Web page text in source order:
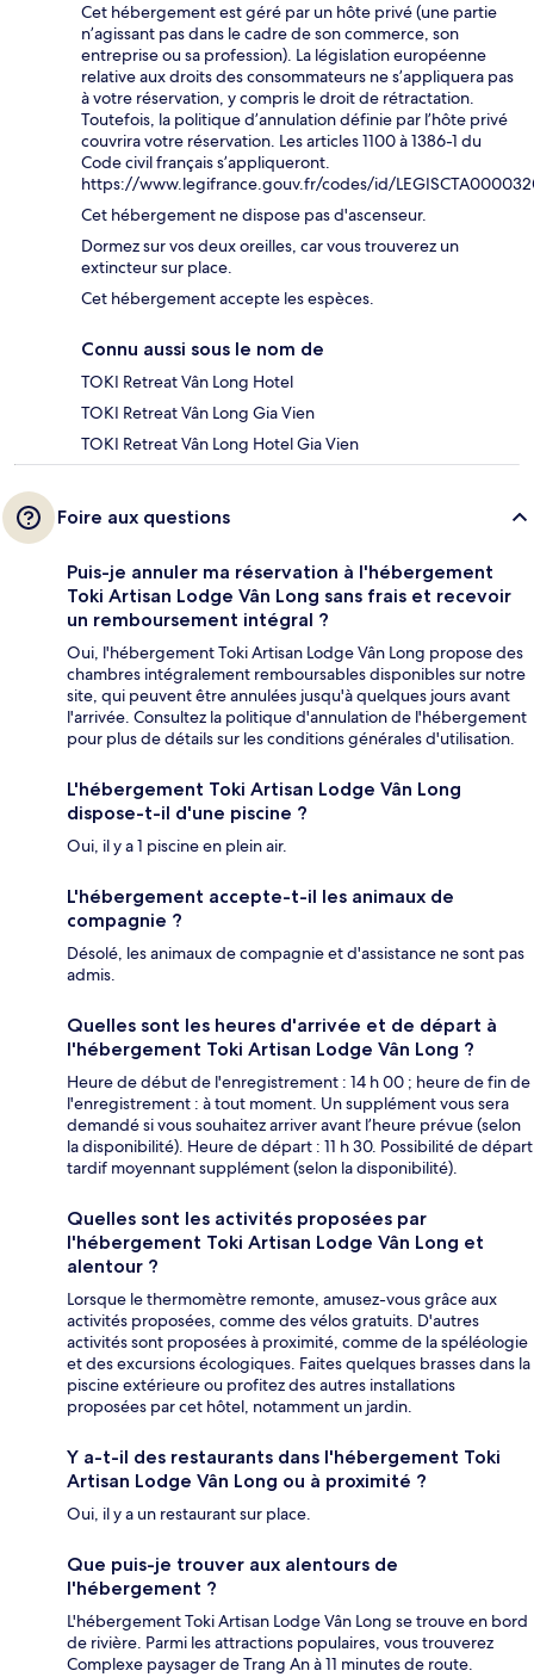
Cet hébergement est géré par un hôte privé (une partie
n’agissant pas dans le cadre de son commerce, son
entreprise ou sa profession). La législation européenne
relative aux droits des consommateurs ne s’appliquera pas
à votre réservation, y compris le droit de rétractation.
Toutefois, la politique d’annulation définie par l’hôte privé
couvrira votre réservation. Les articles 1100 à 1386-1 du
Code civil français s’appliqueront.
https://www.legifrance.gouv.fr/codes/id/
Cet hébergement ne dispose pas d'ascenseur.
Dormez sur vos deux oreilles, car vous trouverez un
extincteur sur place.
Cet hébergement accepte les espèces.
Connu aussi sous le nom de
TOKI Retreat Vân Long Hotel
TOKI Retreat Vân Long Gia Vien
TOKI Retreat Vân Long Hotel Gia Vien
Foire aux questions
Puis-je annuler ma réservation à l'hébergement
Toki Artisan Lodge Vân Long sans frais et recevoir
un remboursement intégral ?
Oui, l'hébergement Toki Artisan Lodge Vân Long propose des
chambres intégralement remboursables disponibles sur notre
site, qui peuvent être annulées jusqu'à quelques jours avant
l'arrivée. Consultez la politique d'annulation de l'hébergement
pour plus de détails sur les conditions générales d'utilisation.
L'hébergement Toki Artisan Lodge Vân Long
dispose-t-il d'une piscine ?
Oui, il y a 1 piscine en plein air.
L'hébergement accepte-t-il les animaux de
compagnie ?
Désolé, les animaux de compagnie et d'assistance ne sont pas
admis.
Quelles sont les heures d'arrivée et de départ à
l'hébergement Toki Artisan Lodge Vân Long ?
Heure de début de l'enregistrement : 14 h 00 ; heure de fin de
l'enregistrement : à tout moment. Un supplément vous sera
demandé si vous souhaitez arriver avant l’heure prévue (selon
la disponibilité). Heure de départ : 11 h 30. Possibilité de départ
tardif moyennant supplément (selon la disponibilité).
Quelles sont les activités proposées par
l'hébergement Toki Artisan Lodge Vân Long et
alentour ?
Lorsque le thermomètre remonte, amusez-vous grâce aux
activités proposées, comme des vélos gratuits. D'autres
activités sont proposées à proximité, comme de la spéléologie
et des excursions écologiques. Faites quelques brasses dans la
piscine extérieure ou profitez des autres installations
proposées par cet hôtel, notamment un jardin.
Y a-t-il des restaurants dans l'hébergement Toki
Artisan Lodge Vân Long ou à proximité ?
Oui, il y a un restaurant sur place.
Que puis-je trouver aux alentours de
l'hébergement ?
L'hébergement Toki Artisan Lodge Vân Long se trouve en bord
de rivière. Parmi les attractions populaires, vous trouverez
Complexe paysager de Trang An à 11 minutes de route.